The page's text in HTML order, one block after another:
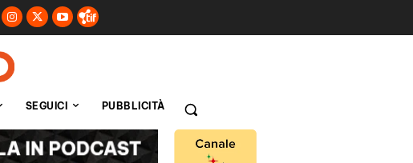
SEGUICI PUBBLICITÀ